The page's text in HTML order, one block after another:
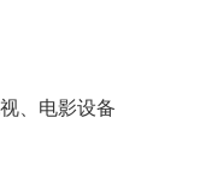
、电影设备